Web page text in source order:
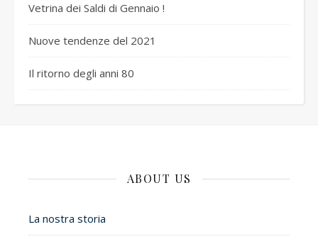
Vetrina dei Saldi di Gennaio !
Nuove tendenze del 2021
Il ritorno degli anni 80
ABOUT US
La nostra storia